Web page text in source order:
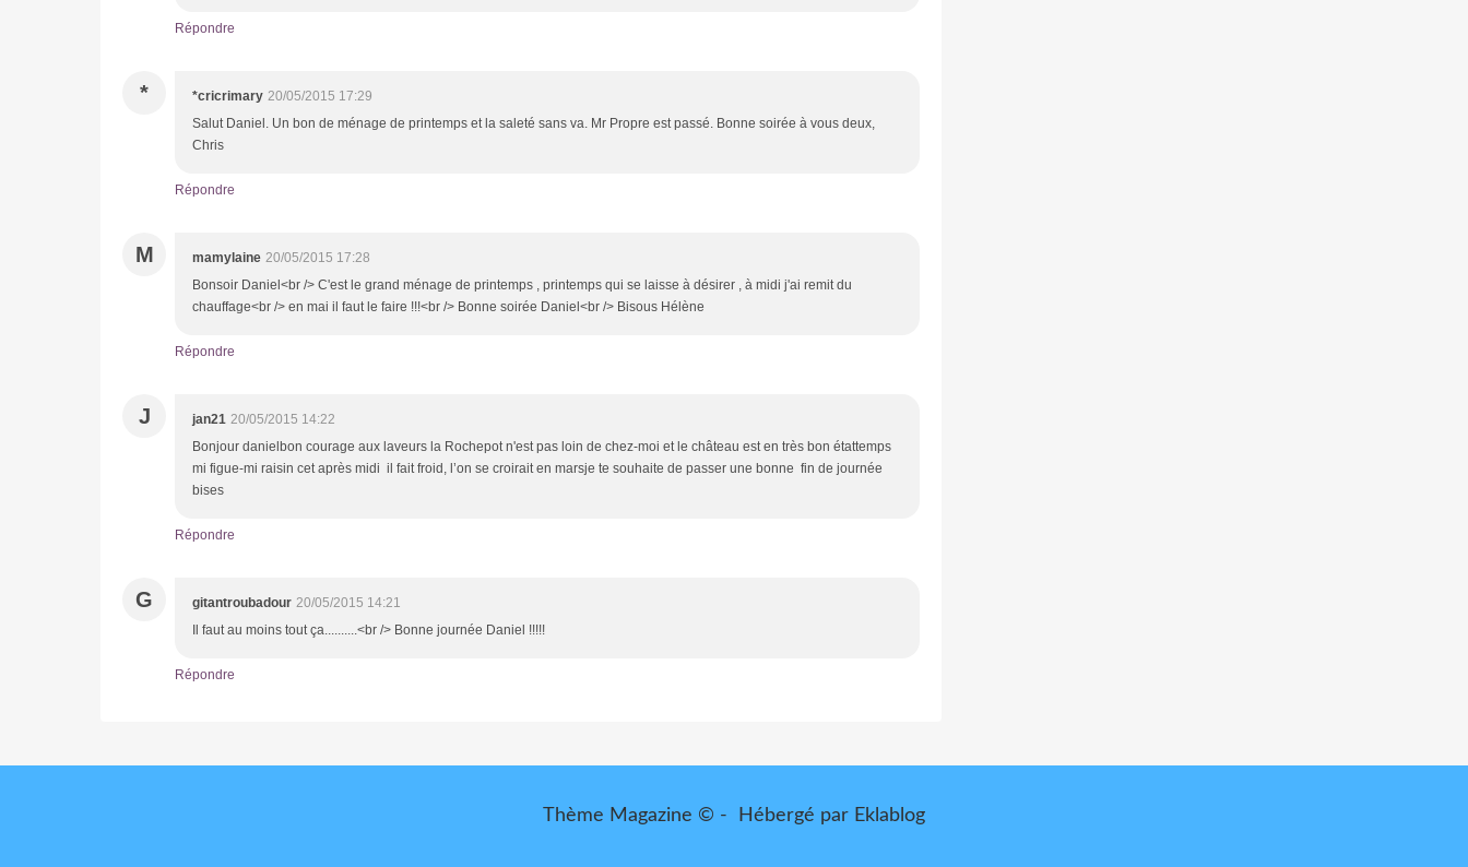
Répondre
* *cricrimary 20/05/2015 17:29
Salut Daniel. Un bon de ménage de printemps et la saleté sans va. Mr Propre est passé. Bonne soirée à vous deux,
Chris
Répondre
M mamylaine 20/05/2015 17:28
Bonsoir Daniel<br /> C'est le grand ménage de printemps , printemps qui se laisse à désirer , à midi j'ai remit du
chauffage<br /> en mai il faut le faire !!!<br /> Bonne soirée Daniel<br /> Bisous Hélène
Répondre
J jan21 20/05/2015 14:22
Bonjour danielbon courage aux laveurs la Rochepot n'est pas loin de chez-moi et le château est en très bon étattemps
mi figue-mi raisin cet après midi il fait froid, l’on se croirait en marsje te souhaite de passer une bonne fin de journée
bises
Répondre
G gitantroubadour 20/05/2015 14:21
Il faut au moins tout ça..........<br /> Bonne journée Daniel !!!!!
Répondre
Thème Magazine © - Hébergé par Eklablog